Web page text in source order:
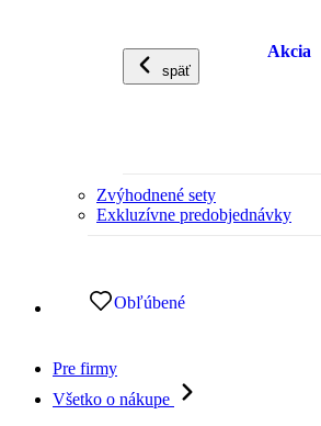
späť
Akcia
Zvýhodnené sety
Exkluzívne predobjednávky
Obľúbené
Pre firmy
Všetko o nákupe